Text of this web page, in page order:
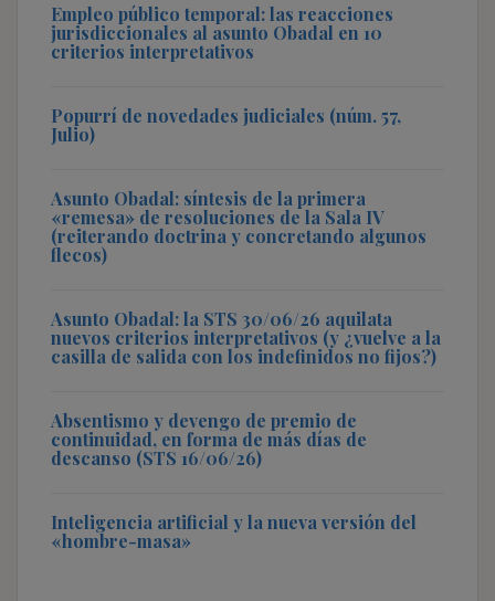
Empleo público temporal: las reacciones
jurisdiccionales al asunto Obadal en 10
criterios interpretativos
Popurrí de novedades judiciales (núm. 57,
Julio)
Asunto Obadal: síntesis de la primera
«remesa» de resoluciones de la Sala IV
(reiterando doctrina y concretando algunos
flecos)
Asunto Obadal: la STS 30/06/26 aquilata
nuevos criterios interpretativos (y ¿vuelve a la
casilla de salida con los indefinidos no fijos?)
Absentismo y devengo de premio de
continuidad, en forma de más días de
descanso (STS 16/06/26)
Inteligencia artificial y la nueva versión del
«hombre-masa»